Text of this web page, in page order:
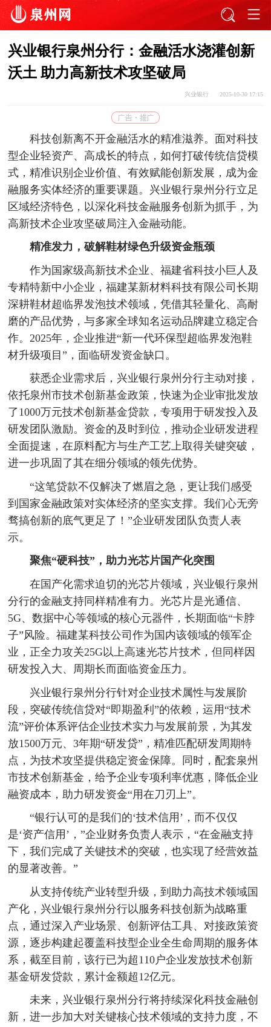
兴业银行泉州分行：金融活水浇灌创新
沃土 助力高新技术攻坚破局
兴业银行 2025-10-30 17:15
科技创新离不开金融活水的精准滋养。面对科技
型企业轻资产、高成长的特点，如何打破传统信贷模
式，精准识别企业价值、有效赋能创新发展，成为金
融服务实体经济的重要课题。兴业银行泉州分行立足
区域经济特色，以深化科技金融服务创新为抓手，为
高新技术企业攻坚破局注入金融动能。
精准发力，破解鞋材绿色升级资金瓶颈
作为国家级高新技术企业、福建省科技小巨人及
专精特新中小企业，福建某新材料科技有限公司长期
深耕鞋材超临界发泡技术领域，凭借其轻量化、高耐
磨的产品优势，与多家全球知名运动品牌建立稳定合
作。2025年，企业推进“新一代环保型超临界发泡鞋
材升级项目”，面临研发资金缺口。
获悉企业需求后，兴业银行泉州分行主动对接，
依托泉州市技术创新基金政策，快速为企业审批发放
了1000万元技术创新基金贷款，专项用于研发投入及
研发团队激励。资金的及时到位，推动企业研发进程
全面提速，在原料配方与生产工艺上取得关键突破，
进一步巩固了其在细分领域的领先优势。
“这笔贷款不仅解决了燃眉之急，更让我们感受
到国家金融政策对实体经济的坚实支撑。我们心无旁
骛搞创新的底气更足了！”企业研发团队负责人表
示。
聚焦“硬科技”，助力光芯片国产化突围
在国产化需求迫切的光芯片领域，兴业银行泉州
分行的金融支持同样精准有力。光芯片是光通信、
5G、数据中心等领域的核心元器件，长期面临“卡脖
子”风险。福建某科技公司作为国内该领域的领军企
业，正全力攻关25G以上高速光芯片技术，但同样因
研发投入大、周期长而面临资金压力。
兴业银行泉州分行针对企业技术属性与发展阶
段，突破传统信贷对“即期盈利”的依赖，运用“技术
流”评价体系评估企业技术实力与发展前景，为其发
放1500万元、3年期“研发贷”，精准匹配研发周期特
点，为技术攻坚提供稳定资金保障。同时，配套泉州
市技术创新基金，给予企业专项利率优惠，降低企业
融资成本，助力研发资金“用在刀刃上”。
“银行认可的是我们的‘技术信用’，而不仅仅
是‘资产信用’，”企业财务负责人表示，“在金融支持
下，我们完成了关键技术的突破，也实现了经营效益
的显著改善。”
从支持传统产业转型升级，到助力高技术领域国
产化，兴业银行泉州分行以服务科技创新为战略重
点，通过深入产业场景、创新评估工具、对接政策资
源，逐步构建起覆盖科技型企业全生命周期的服务体
系，截至目前，该行已为超110户企业发放技术创新
基金研发贷款，累计金额超12亿元。
未来，兴业银行泉州分行将持续深化科技金融创
新，进一步加大对关键核心技术领域的支持力度，不